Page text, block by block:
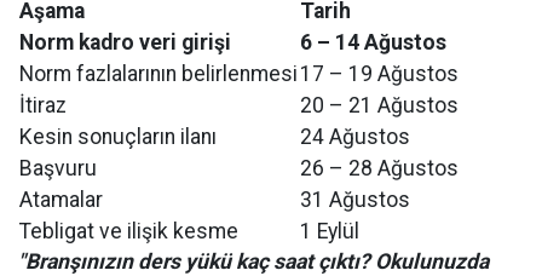
Aşama
Tarih
Norm kadro veri girişi
6 – 14 Ağustos
Norm fazlalarının belirlenmesi 17 – 19 Ağustos
İtiraz
20 – 21 Ağustos
Kesin sonuçların ilanı
24 Ağustos
Başvuru
26 – 28 Ağustos
Atamalar
31 Ağustos
Tebligat ve ilişik kesme
1 Eylül
"Branşınızın ders yükü kaç saat çıktı? Okulunuzda